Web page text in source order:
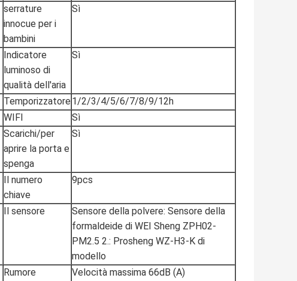
serrature
innocue per i
bambini
Sì
Indicatore
luminoso di
qualità dell'aria
Sì
Temporizzatore 1/2/3/4/5/6/7/8/9/12h
WIFI
Sì
Scarichi/per
aprire la porta e
spenga
Sì
Il numero
chiave
9pcs
Il sensore
Sensore della polvere: Sensore della
formaldeide di WEI Sheng ZPH02-
PM2.5 2.: Prosheng WZ-H3-K di
modello
Rumore Velocità massima 66dB (A)